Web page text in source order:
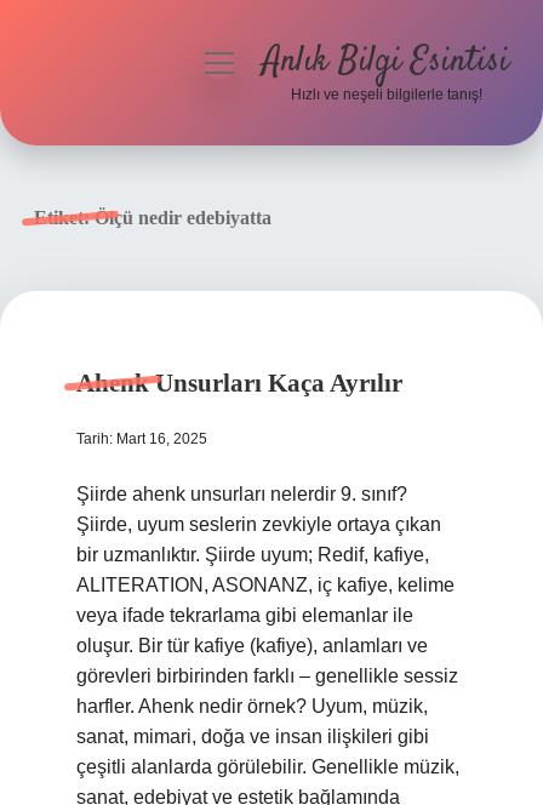
menüyüAnlık Bilgi Esintisi
Hızlı ve neşeli bilgilerle tanış!
Etiket:Ölçü nedir edebiyatta
Ahenk Unsurları Kaça Ayrılır
Tarih: Mart 16, 2025
Şiirde ahenk unsurları nelerdir 9. sınıf?
Şiirde, uyum seslerin zevkiyle ortaya çıkan
bir uzmanlıktır. Şiirde uyum; Redif, kafiye,
ALITERATION, ASONANZ, iç kafiye, kelime
veya ifade tekrarlama gibi elemanlar ile
oluşur. Bir tür kafiye (kafiye), anlamları ve
görevleri birbirinden farklı – genellikle sessiz
harfler. Ahenk nedir örnek? Uyum, müzik,
sanat, mimari, doğa ve insan ilişkileri gibi
çeşitli alanlarda görülebilir. Genellikle müzik,
sanat, edebiyat ve estetik bağlamında